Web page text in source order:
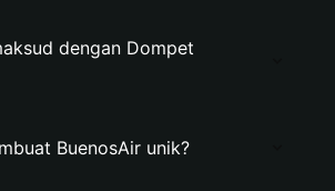
dengan Dompet
BuenosAir unik?